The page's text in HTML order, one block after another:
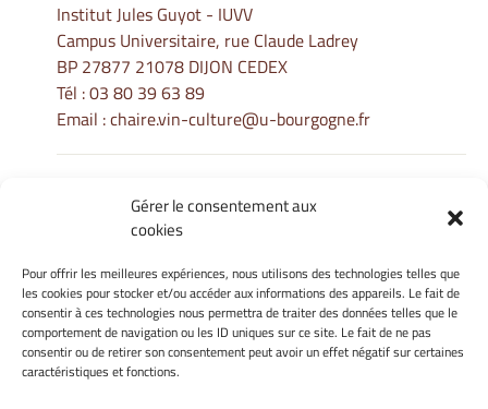
Gérer le consentement aux
cookies
Pour offrir les meilleures expériences, nous utilisons des technologies telles que
les cookies pour stocker et/ou accéder aux informations des appareils. Le fait de
consentir à ces technologies nous permettra de traiter des données telles que le
comportement de navigation ou les ID uniques sur ce site. Le fait de ne pas
consentir ou de retirer son consentement peut avoir un effet négatif sur certaines
caractéristiques et fonctions.
Institut Jules Guyot - IUVV
Campus Universitaire, rue Claude Ladrey
BP 27877 21078 DIJON CEDEX
Tél :03 80 39 63 89
Email :chaire.vin-culture@u-bourgogne.fr
Informations Légales
Gérer mes cookies
Politique de cookies
Déclaration de confidentialité
Avertissement